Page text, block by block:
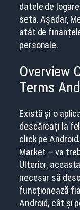
datele de
seta. Așadar,
atât de
personale.
Overview
Terms
Există și o
descărcați la
click pe
Market – va
Ulterior,
necesar să
funcționează
Android, cât și